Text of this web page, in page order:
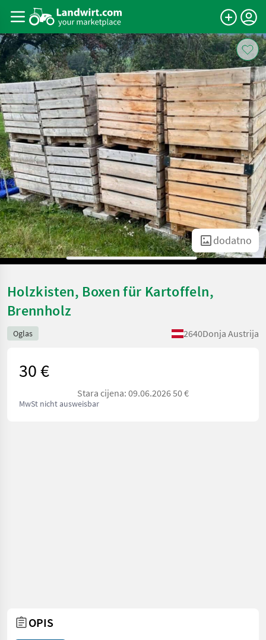
dodatno
Holzkisten, Boxen für Kartoffeln,
Brennholz
Oglas 2640Donja Austrija
30 €
Stara cijena: 09.06.2026 50 €
MwSt nicht ausweisbar
OPIS